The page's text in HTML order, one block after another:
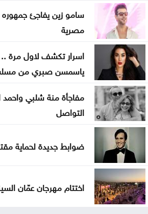
سامو زين يفاجئ جمهوره
مصرية
اسرار تكشف لاول مرة
ياسمسن صبري من
مفاجأة منة شلبي واحمد
التواصل
ضوابط جديدة لحماية
اختتام مهرجان عمّان